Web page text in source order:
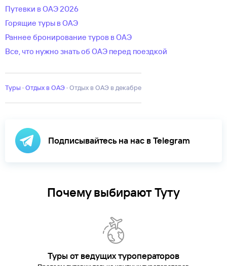
Путевки в ОАЭ 2026
Горящие туры в ОАЭ
Раннее бронирование туров в ОАЭ
Все, что нужно знать об ОАЭ перед поездкой
Туры · Отдых в ОАЭ · отдых в ОАЭ в декабре
Подписывайтесь на нас в Telegram
Почему выбирают Туту
Туры от ведущих туроператоров